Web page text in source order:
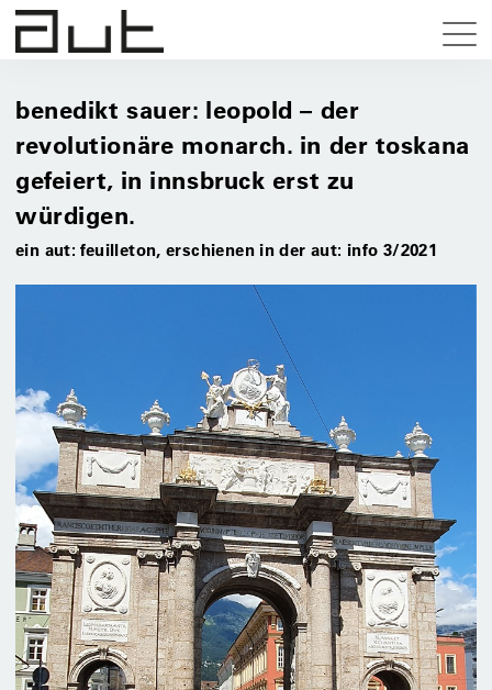
benedikt sauer: leopold – der
revolutionäre monarch. in der toskana
gefeiert, in innsbruck erst zu
würdigen.
ein aut: feuilleton, erschienen in der aut: info 3/2021